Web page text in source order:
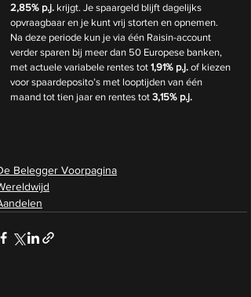
2,85% p.j. krijgt. Je spaargeld blijft dagelijks
opvraagbaar en je kunt vrij storten en opnemen.
Na deze periode kun je via één Raisin-account
verder sparen bij meer dan 50 Europese banken,
met actuele variabele rentes tot 1,91% p.j. of kiezen
voor spaardeposito’s met looptijden van één
maand tot tien jaar en rentes tot 3,15% p.j.
Belegger Voorpagina